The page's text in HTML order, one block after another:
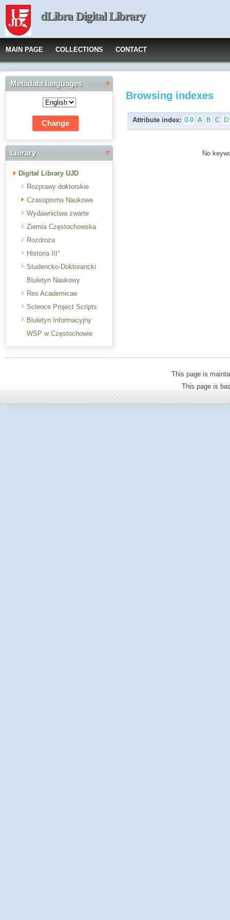
dLibra Digital Library
MAIN PAGE COLLECTIONS CONTACT
Metadata languages
Library
Digital Library UJD
Rozprawy doktorskie
Czasopisma Naukowe
Wydawnictwa zwarte
Ziemia Częstochowska
Rozdroża
Historia III°
Studencko-Doktorancki
Biuletyn Naukowy
Res Academicae
Science Project Scripts
Biuletyn Informacyjny
WSP w Częstochowie
Browsing indexes
Attribute index: 0-9 A B C D
No
This page is
This page is